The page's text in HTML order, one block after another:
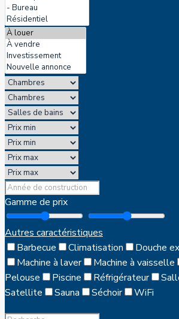
Gamme de prix
Autres caractéristiques
Barbecue
Climatisation Douche
Machine à laver
Machine à vaisselle
Pelouse
Piscine Réfrigérateur
Satellite
Sauna Séchoir WiFi